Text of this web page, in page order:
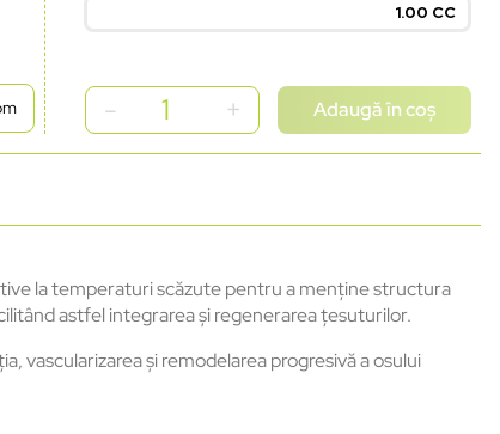
1.00 CC
Adaugă în coș
la temperaturi scăzute pentru a menține structura
astfel integrarea și regenerarea țesuturilor.
și remodelarea progresivă a osului